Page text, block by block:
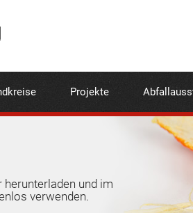
Projekte
und im
verwenden.